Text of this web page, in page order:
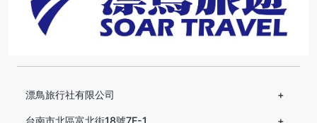
漂鳥旅行社有限公司